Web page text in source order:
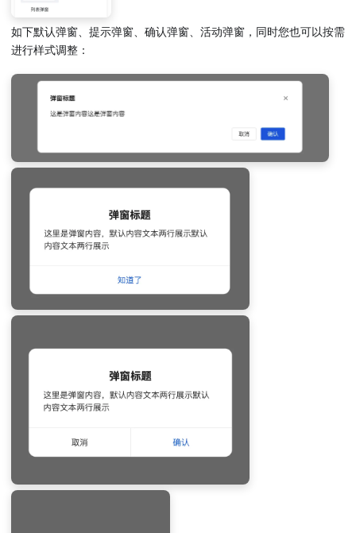
如下默认弹窗、提示弹窗、确认弹窗、活动弹窗，同时您也可以按需
进行样式调整：